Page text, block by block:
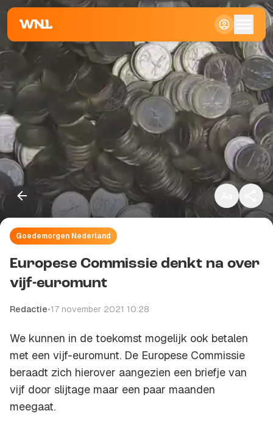
Klein
Standaard
Groot
Goedemorgen Nederland
Europese Commissie denkt na over
vijf-euromunt
Redactie•17 november 2021 10:28
We kunnen in de toekomst mogelijk ook betalen
met een vijf-euromunt. De Europese Commissie
beraadt zich hierover aangezien een briefje van
vijf door slijtage maar een paar maanden
meegaat.